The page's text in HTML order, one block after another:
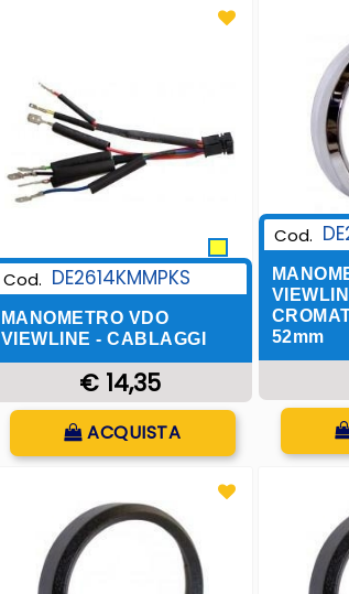
Cod. DE2614KMMPKS
MANOMETRO VDO
VIEWLINE - CABLAGGI
€ 14,35
ACQUISTA
Cod.
52mm